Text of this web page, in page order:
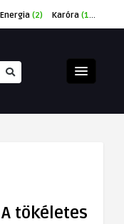
Energia (2) Karóra (1)
tökéletes